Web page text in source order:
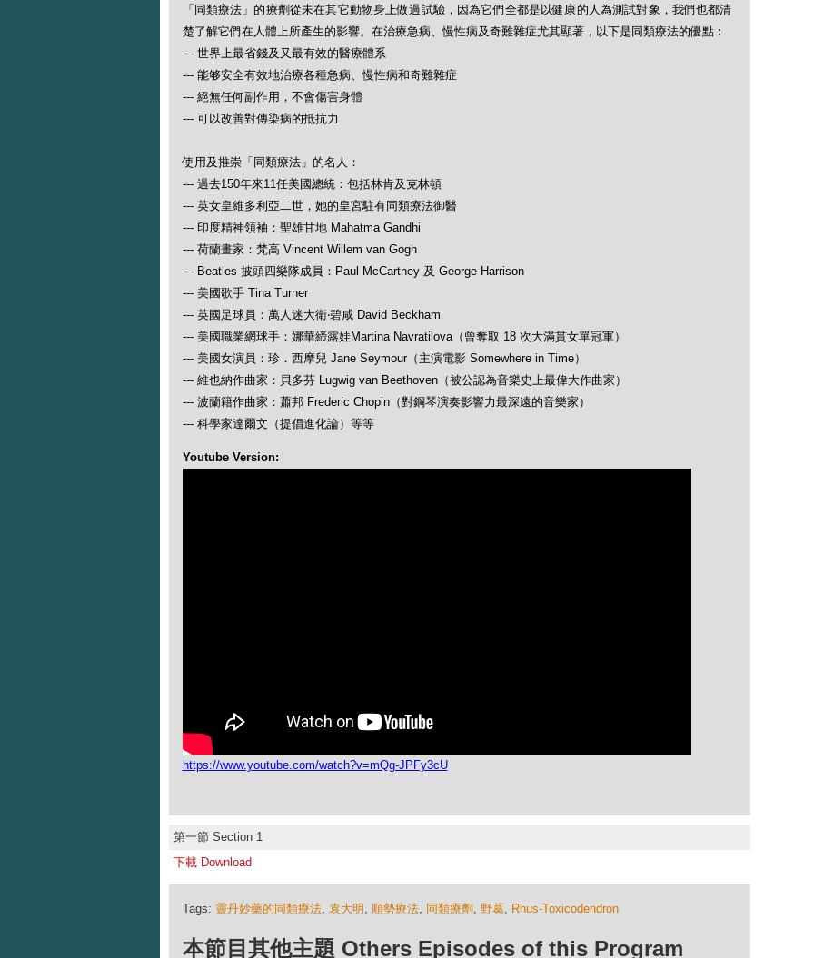
「同類療法」的療劑從未在其它動物身上做過試驗，因為它們全都是以健康的人為測試對象，我們也都清
楚了解它們在人體上所產生的影響。在治療急病、慢性病及奇難雜症尤其顯著，以下是同類療法的優點︰
--- 世界上最省錢及又最有效的醫療體系
--- 能够安全有效地治療各種急病、慢性病和奇難雜症
--- 絕無任何副作用，不會傷害身體
--- 可以改善對傳染病的抵抗力
使用及推崇「同類療法」的名人：
--- 過去150年來11任美國總統：包括林肯及克林頓
--- 英女皇維多利亞二世，她的皇宮駐有同類療法御醫
--- 印度精神領袖：聖雄甘地 Mahatma Gandhi
--- 荷蘭畫家：梵高 Vincent Willem van Gogh
--- Beatles 披頭四樂隊成員：Paul McCartney 及 George Harrison
--- 美國歌手 Tina Turner
--- 英國足球員：萬人迷大衛‧碧咸 David Beckham
--- 美國職業網球手：娜華締露娃Martina Navratilova（曾奪取 18 次大滿貫女單冠軍）
--- 美國女演員：珍．西摩兒 Jane Seymour（主演電影 Somewhere in Time）
--- 維也納作曲家：貝多芬 Lugwig van Beethoven（被公認為音樂史上最偉大作曲家）
--- 波蘭籍作曲家：蕭邦 Frederic Chopin（對鋼琴演奏影響力最深遠的音樂家）
--- 科學家達爾文（提倡進化論）等等
Youtube Version:
https://www.youtube.com/watch?v=mQg-JPFy3cU
第一節 Section 1
下載 Download
Tags: 靈丹妙藥的同類療法, 袁大明 , 順勢療法, 同類療劑 , 野葛, Rhus-Toxicodendron
本節目其他主題 Others Episodes of this Program